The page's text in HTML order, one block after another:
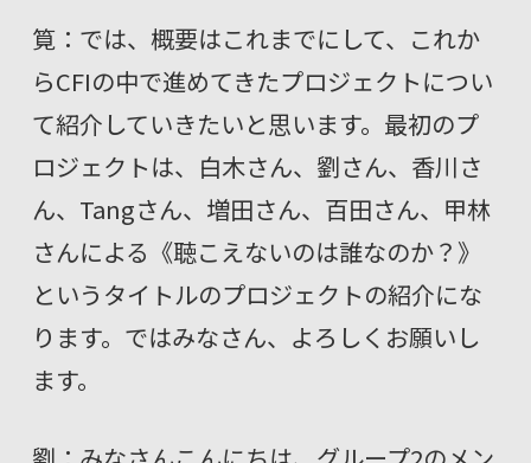
筧：では、概要はこれまでにして、これか
らCFIの中で進めてきたプロジェクトについ
て紹介していきたいと思います。最初のプ
ロジェクトは、白木さん、劉さん、香川さ
ん、Tangさん、増田さん、百田さん、甲林
さんによる《聴こえないのは誰なのか？》
というタイトルのプロジェクトの紹介にな
ります。ではみなさん、よろしくお願いし
ます。